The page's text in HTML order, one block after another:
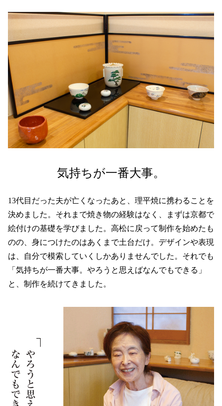
職人の話
工芸品がある暮らし
香川にある国の伝統的工芸品
動画で​みるかがわもの
イラストでみる製造工程
ワークショップ
ものづくりを体験する
販売取扱店
関連リンク
プライバシーポリシー
著作権・リンク・免責事項
お問い合わせ
気持ちが一番大事。
13代目だった夫が亡くなったあと、理平焼に携わることを
決めました。それまで焼き物の経験はなく、まずは京都で
絵付けの基礎を学びました。高松に戻って制作を始めたも
のの、身につけたのはあくまで土台だけ。デザインや表現
は、自分で模索していくしかありませんでした。それでも
「気持ちが一番大事。やろうと思えばなんでもできる」
と、制作を続けてきました。